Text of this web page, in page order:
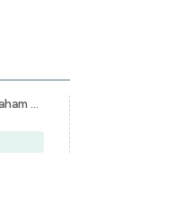
Indeks Saham Syariah Indonesia